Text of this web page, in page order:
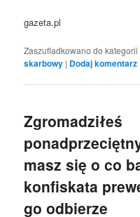
gazeta.pl
Zaszufladkowano do kategorii
skarbowy | Dodaj komentarz
Zgromadziłeś
masz się o co
konfiskata
go odbierze